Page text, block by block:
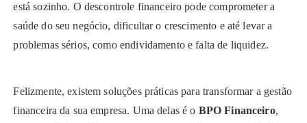
está sozinho. O descontrole financeiro pode comprometer a
saúde do seu negócio, dificultar o crescimento e até levar a
problemas sérios, como endividamento e falta de liquidez.
Felizmente, existem soluções práticas para transformar a gestão
financeira da sua empresa. Uma delas é o BPO Financeiro,